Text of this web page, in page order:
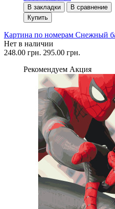
В закладки
В сравнение
Купить
Картина по номерам Снежный
Нет в наличии
248.00 грн. 295.00 грн.
Рекомендуем Акция